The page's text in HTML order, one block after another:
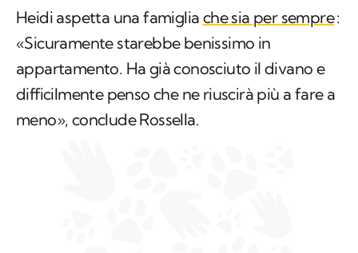
Heidi aspetta una famiglia che sia per sempre:
«Sicuramente starebbe benissimo in
appartamento. Ha già conosciuto il divano e
difficilmente penso che ne riuscirà più a fare a
meno», conclude Rossella.